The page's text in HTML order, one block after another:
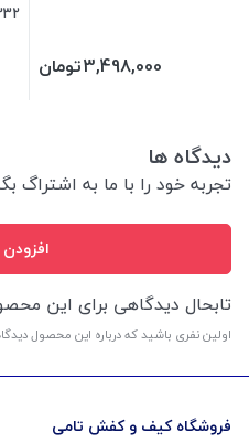
3,498,000تومان
دیدگاه ها
تجربه خود را با ما به اشتراگ
تابحال دیدگاهی برای این
اولین نفری باشید که درباره این محصول
فروشگاه کیف و کفش تامی